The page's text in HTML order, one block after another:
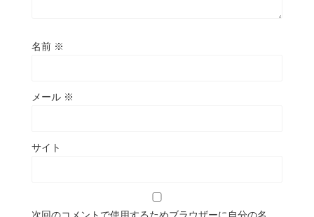
名前 ※
メール ※
サイト